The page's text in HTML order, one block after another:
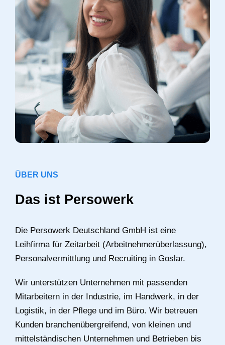
ÜBER UNS
Das ist Persowerk
Die Persowerk Deutschland GmbH ist eine
Leihfirma für Zeitarbeit (Arbeitnehmerüberlassung),
Personalvermittlung und Recruiting in Goslar.
Wir unterstützen Unternehmen mit passenden
Mitarbeitern in der Industrie, im Handwerk, in der
Logistik, in der Pflege und im Büro. Wir betreuen
Kunden branchenübergreifend, von kleinen und
mittelständischen Unternehmen und Betrieben bis